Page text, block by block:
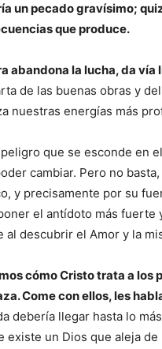
un pecado gravísimo;
que produce.
abandona la lucha, da vía
de las buenas obras y
nuestras energías más
que se esconde en
cambiar. Pero no
y precisamente por su
el antídoto más fuerte
al descubrir el Amor y la
cómo Cristo trata a los
Come con ellos, les
debería llegar hasta lo
existe un Dios que aleja